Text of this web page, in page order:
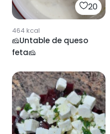
20
464 kcal
🧀Untable de queso
feta🧀